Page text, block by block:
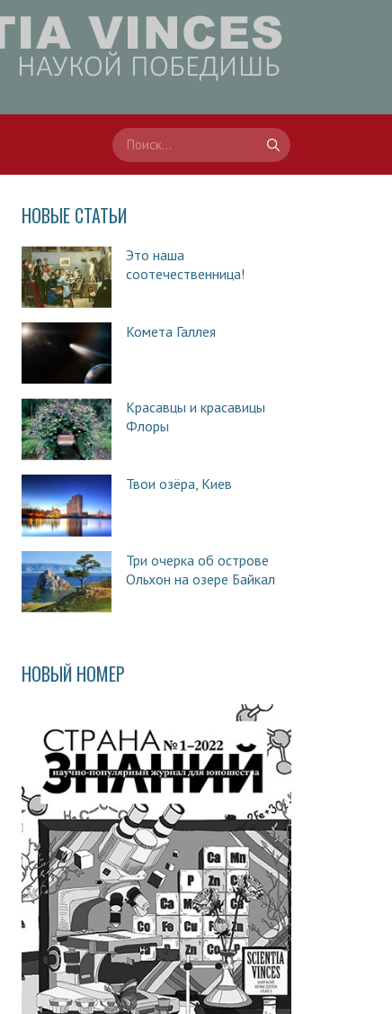
НОВЫЕ СТАТЬИ
Это наша
соотечественница!
Комета Галлея
Красавцы и красавицы
Флоры
Твои озёра, Киев
Три очерка об острове
Ольхон на озере Байкал
НОВЫЙ НОМЕР